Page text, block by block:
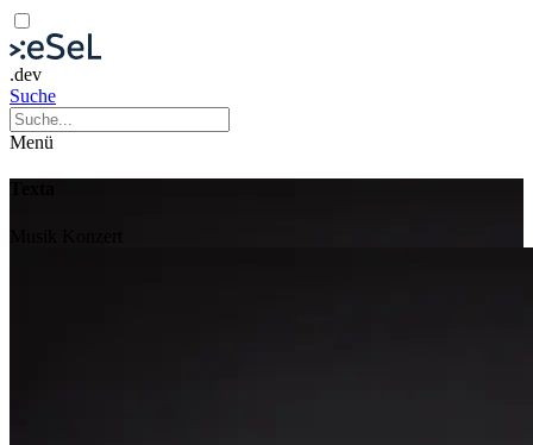
.dev
Suche
Menü